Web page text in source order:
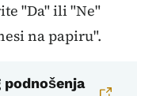
"Da" ili "Ne"
na papiru".